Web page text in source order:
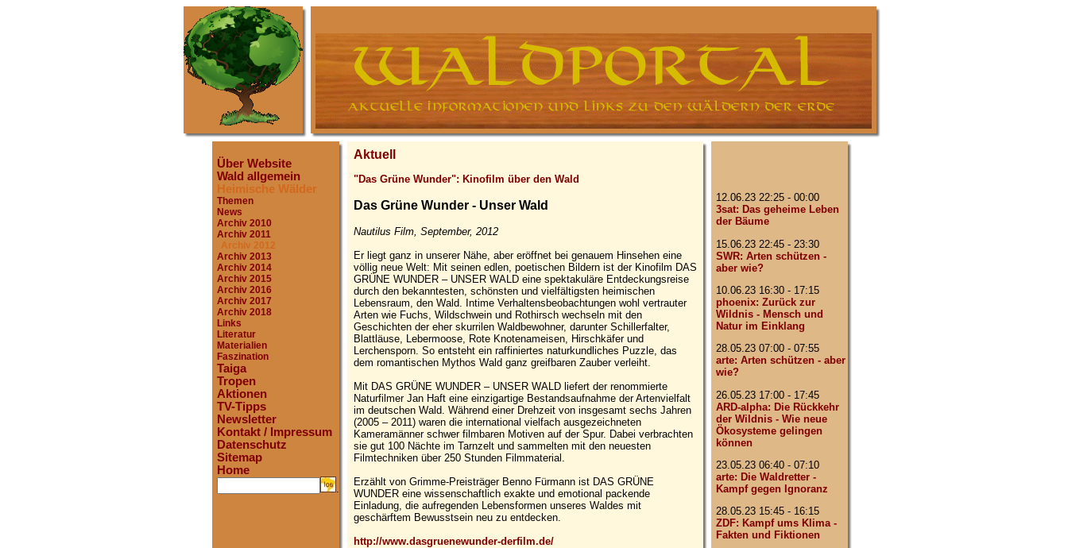
Über Website
Wald allgemein
Heimische Wälder
Themen
News
Archiv 2010
Archiv 2011
Archiv 2012
Archiv 2013
Archiv 2014
Archiv 2015
Archiv 2016
Archiv 2017
Archiv 2018
Links
Literatur
Materialien
Faszination
Taiga
Tropen
Aktionen
TV-Tipps
Newsletter
Kontakt / Impressum
Datenschutz
Sitemap
Home
.
Aktuell
"Das Grüne Wunder": Kinofilm über den Wald
Das Grüne Wunder - Unser Wald
Nautilus Film, September, 2012
Er liegt ganz in unserer Nähe, aber eröffnet bei genauem Hinsehen eine
völlig neue Welt: Mit seinen edlen, poetischen Bildern ist der Kinofilm DAS
GRÜNE WUNDER – UNSER WALD eine spektakuläre Entdeckungsreise
durch den bekanntesten, schönsten und vielfältigsten heimischen
Lebensraum, den Wald. Intime Verhaltensbeobachtungen wohl vertrauter
Arten wie Fuchs, Wildschwein und Rothirsch wechseln mit den
Geschichten der eher skurrilen Waldbewohner, darunter Schillerfalter,
Blattläuse, Lebermoose, Rote Knotenameisen, Hirschkäfer und
Lerchensporn. So entsteht ein raffiniertes naturkundliches Puzzle, das
dem romantischen Mythos Wald ganz greifbaren Zauber verleiht.
Mit DAS GRÜNE WUNDER – UNSER WALD liefert der renommierte
Naturfilmer Jan Haft eine einzigartige Bestandsaufnahme der Artenvielfalt
im deutschen Wald. Während einer Drehzeit von insgesamt sechs Jahren
(2005 – 2011) waren die international vielfach ausgezeichneten
Kameramänner schwer filmbaren Motiven auf der Spur. Dabei verbrachten
sie gut 100 Nächte im Tarnzelt und sammelten mit den neuesten
Filmtechniken über 250 Stunden Filmmaterial.
Erzählt von Grimme-Preisträger Benno Fürmann ist DAS GRÜNE
WUNDER eine wissenschaftlich exakte und emotional packende
Einladung, die aufregenden Lebensformen unseres Waldes mit
geschärftem Bewusstsein neu zu entdecken.
http://www.dasgruenewunder-derfilm.de/
12.06.23 22:25 - 00:00
3sat: Das geheime Leben
der Bäume
15.06.23 22:45 - 23:30
SWR: Arten schützen -
aber wie?
10.06.23 16:30 - 17:15
phoenix: Zurück zur
Wildnis - Mensch und
Natur im Einklang
28.05.23 07:00 - 07:55
arte: Arten schützen - aber
wie?
26.05.23 17:00 - 17:45
ARD-alpha: Die Rückkehr
der Wildnis - Wie neue
Ökosysteme gelingen
können
23.05.23 06:40 - 07:10
arte: Die Waldretter -
Kampf gegen Ignoranz
28.05.23 15:45 - 16:15
ZDF: Kampf ums Klima -
Fakten und Fiktionen